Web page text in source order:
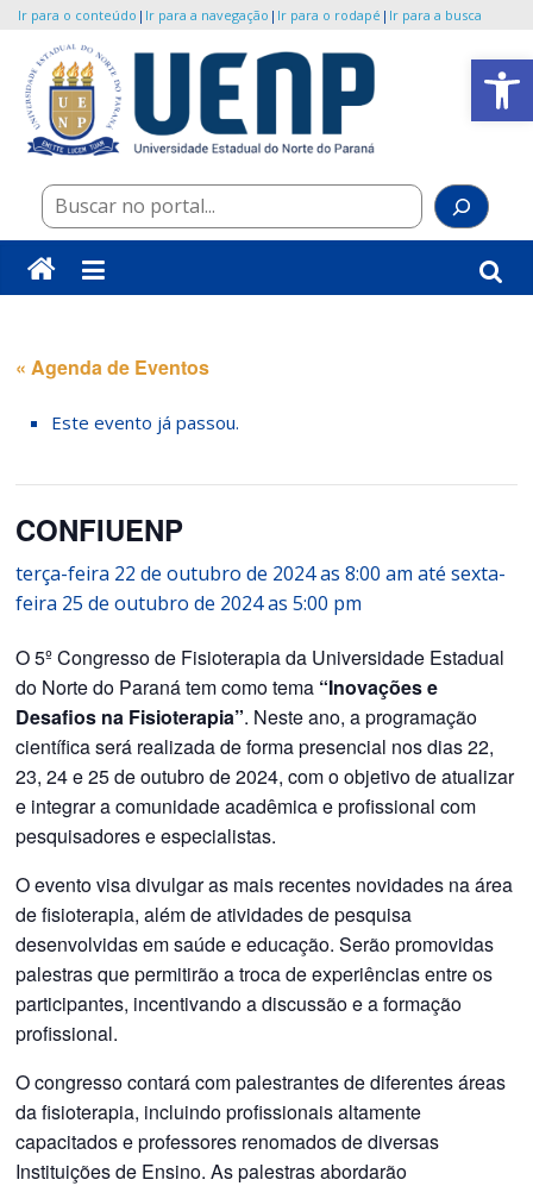
Abrir a barra de ferramentas
Ir para o conteúdo | Ir para a navegação | Ir para o rodapé | Ir para a busca
para
conteúdo
UENP/Eventos
Portal
Eventos
da
Universidade
« Agenda de Eventos
Este evento já passou.
CONFIUENP
terça-feira 22 de outubro de 2024 as 8:00 am atésexta-
feira 25 de outubro de 2024 as 5:00 pm
O 5º Congresso de Fisioterapia da Universidade Estadual
do Norte do Paraná tem como tema “Inovações e
Desafios na Fisioterapia”. Neste ano, a programação
científica será realizada de forma presencial nos dias 22,
23, 24 e 25 de outubro de 2024, com o objetivo de atualizar
e integrar a comunidade acadêmica e profissional com
pesquisadores e especialistas.
O evento visa divulgar as mais recentes novidades na área
de fisioterapia, além de atividades de pesquisa
desenvolvidas em saúde e educação. Serão promovidas
palestras que permitirão a troca de experiências entre os
participantes, incentivando a discussão e a formação
profissional.
O congresso contará com palestrantes de diferentes áreas
da fisioterapia, incluindo profissionais altamente
capacitados e professores renomados de diversas
Instituições de Ensino. As palestras abordarão